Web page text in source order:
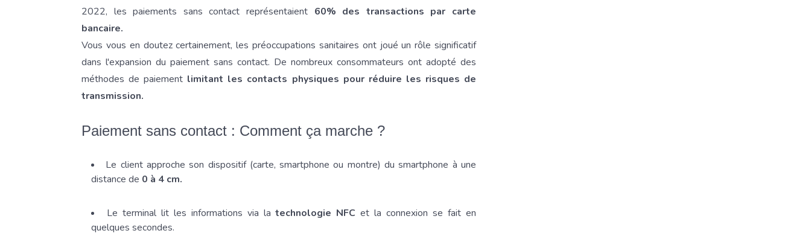
2022, les paiements sans contact représentaient 60% des transactions par carte
bancaire.
Vous vous en doutez certainement, les préoccupations sanitaires ont joué un rôle significatif
dans l'expansion du paiement sans contact. De nombreux consommateurs ont adopté des
méthodes de paiement limitant les contacts physiques pour réduire les risques de
transmission.
Paiement sans contact : Comment ça marche ?
Le client approche son dispositif (carte, smartphone ou montre) du smartphone à une
distance de 0 à 4 cm.
Le terminal lit les informations via latechnologie NFC et la connexion se fait en
quelques secondes.